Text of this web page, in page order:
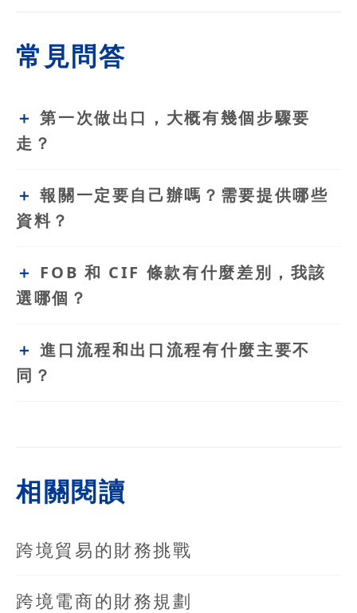
常見問答
第一次做出口，大概有幾個步驟要
走？
報關一定要自己辦嗎？需要提供哪些
資料？
FOB 和 CIF 條款有什麼差別，我該
選哪個？
進口流程和出口流程有什麼主要不
同？
相關閱讀
跨境貿易的財務挑戰
跨境電商的財務規劃